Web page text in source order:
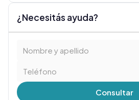
¿Necesitás ayuda?
Consultar